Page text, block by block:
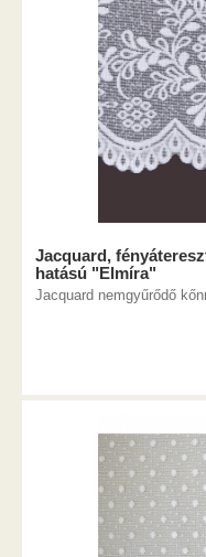
Jacquard,
hatású "Elmíra"
Jacquard nemgyűrődő